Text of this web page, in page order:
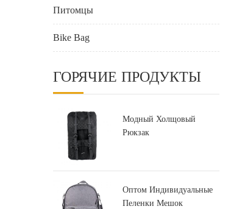
Питомцы
Bike Bag
ГОРЯЧИЕ ПРОДУКТЫ
Модный Холщовый
Рюкзак
Оптом Индивидуальные
Пеленки Мешок